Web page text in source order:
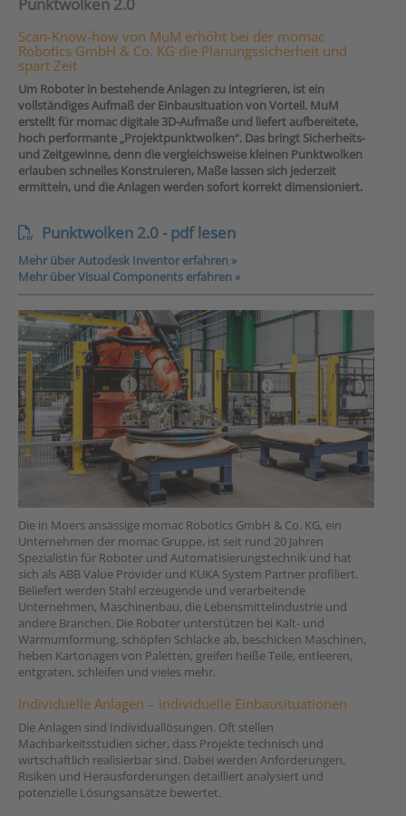
Punktwolken 2.0
Scan-Know-how von MuM erhöht bei der momac
Robotics GmbH & Co. KG die Planungssicherheit und
spart Zeit
Um Roboter in bestehende Anlagen zu integrieren, ist ein
vollständiges Aufmaß der Einbausituation von Vorteil. MuM
erstellt für momac digitale 3D-Aufmaße und liefert aufbereitete,
hoch performante „Projektpunktwolken“. Das bringt Sicherheits-
und Zeitgewinne, denn die vergleichsweise kleinen Punktwolken
erlauben schnelles Konstruieren, Maße lassen sich jederzeit
ermitteln, und die Anlagen werden sofort korrekt dimensioniert.
Punktwolken 2.0 - pdf lesen
Mehr über Autodesk Inventor erfahren »
Mehr über Visual Components erfahren »
Die in Moers ansässige momac Robotics GmbH & Co. KG, ein
Unternehmen der momac Gruppe, ist seit rund 20 Jahren
Spezialistin für Roboter und Automatisierungstechnik und hat
sich als ABB Value Provider und KUKA System Partner profiliert.
Beliefert werden Stahl erzeugende und verarbeitende
Unternehmen, Maschinenbau, die Lebensmittelindustrie und
andere Branchen. Die Roboter unterstützen bei Kalt- und
Warmumformung, schöpfen Schlacke ab, beschicken Maschinen,
heben Kartonagen von Paletten, greifen heiße Teile, entleeren,
entgraten, schleifen und vieles mehr.
Individuelle Anlagen – individuelle Einbausituationen
Die Anlagen sind Individuallösungen. Oft stellen
Machbarkeitsstudien sicher, dass Projekte technisch und
wirtschaftlich realisierbar sind. Dabei werden Anforderungen,
Risiken und Herausforderungen detailliert analysiert und
potenzielle Lösungsansätze bewertet.